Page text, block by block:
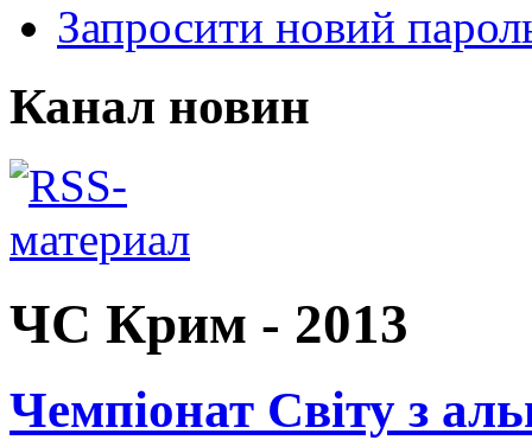
Запросити новий
Канал новин
ЧС Крим - 2013
Чемпіонат Світу з